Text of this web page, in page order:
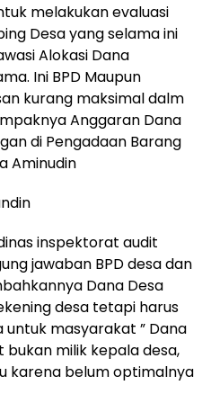
melakukan evaluasi
Desa yang selama ini
Alokasi Dana
Ini BPD Maupun
kurang maksimal dalm
Anggaran Dana
di Pengadaan Barang
Aminudin
inspektorat audit
jawaban BPD desa dan
Dana Desa
desa tetapi harus
masyarakat ” Dana
milik kepala desa,
karena belum optimalnya